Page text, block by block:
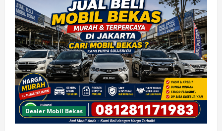
Dealer Mobil Bekas